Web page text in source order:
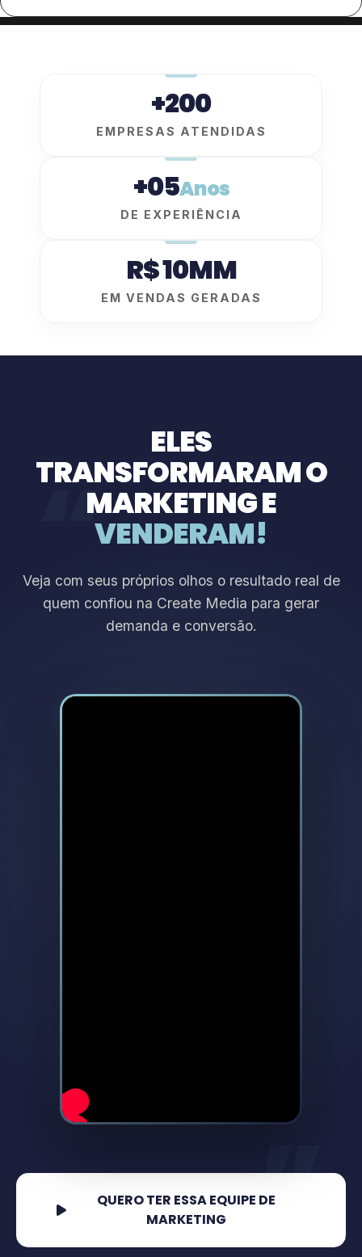
+200
EMPRESAS ATENDIDAS
+05Anos
DE EXPERIÊNCIA
R$ 10MM
EM VENDAS GERADAS
“
“
ELES
TRANSFORMARAM O
MARKETING E
VENDERAM!
Veja com seus próprios olhos o resultado real de
quem confiou na Create Media para gerar
demanda e conversão.
QUERO TER ESSA EQUIPE DE
MARKETING